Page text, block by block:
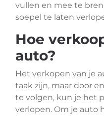
vullen en mee te
soepel te laten
Hoe
auto?
Het verkopen van je
taak zijn, maar door
te volgen, kun je het
verlopen. Om je auto